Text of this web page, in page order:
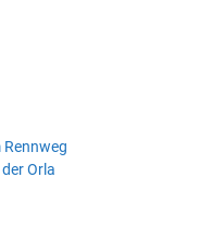
Rennweg
Orla